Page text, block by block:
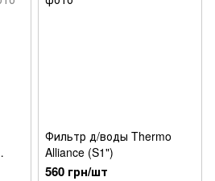
Фильтр д/воды Thermo
Alliance (S1")
560 грн/шт